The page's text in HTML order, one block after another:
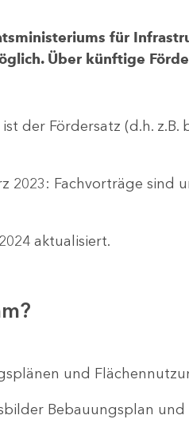
für
Über künftige
der Fördersatz (d.h.
2023: Fachvorträge sind
aktualisiert.
und
Bebauungsplan